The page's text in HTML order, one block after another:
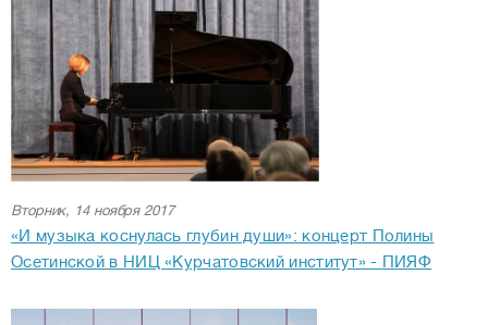
Вторник, 14 ноября 2017
«И музыка коснулась глубин души»: концерт Полины
Осетинской в НИЦ «Курчатовский институт» - ПИЯФ